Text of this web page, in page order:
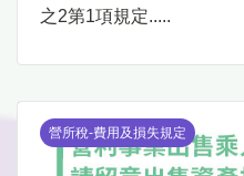
之2第1項規定.....
營所稅-費用及損失規定